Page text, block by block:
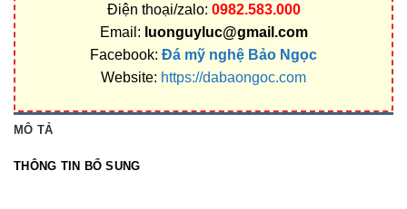
Điện thoại/zalo: 0982.583.000
Email: luonguyluc@gmail.com
Facebook: Đá mỹ nghệ Bảo Ngọc
Website: https://dabaongoc.com
MÔ TẢ
THÔNG TIN BỔ SUNG